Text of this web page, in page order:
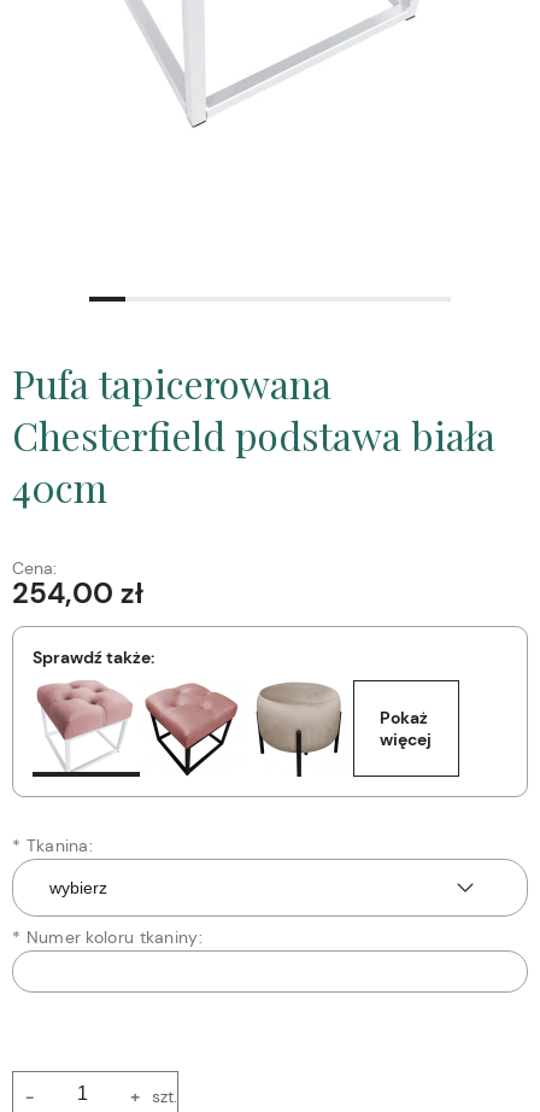
Pufa tapicerowana
Chesterfield podstawa biała
40cm
Cena:
254,00 zł
Sprawdź także:
Pokaż
więcej
* Tkanina:
* Numer koloru tkaniny:
+
- szt.